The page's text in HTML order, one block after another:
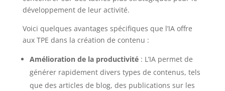
développement de leur activité.
Voici quelques avantages spécifiques que l’IA offre
aux TPE dans la création de contenu :
Amélioration de la productivité: L’IA permet de
générer rapidement divers types de contenus, tels
que des articles de blog, des publications sur les